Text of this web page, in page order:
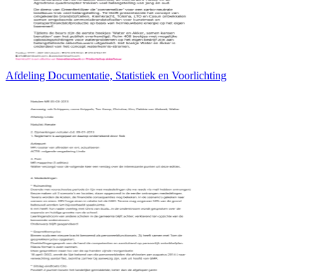
Afdeling Documentatie, Statistiek en Voorlichting